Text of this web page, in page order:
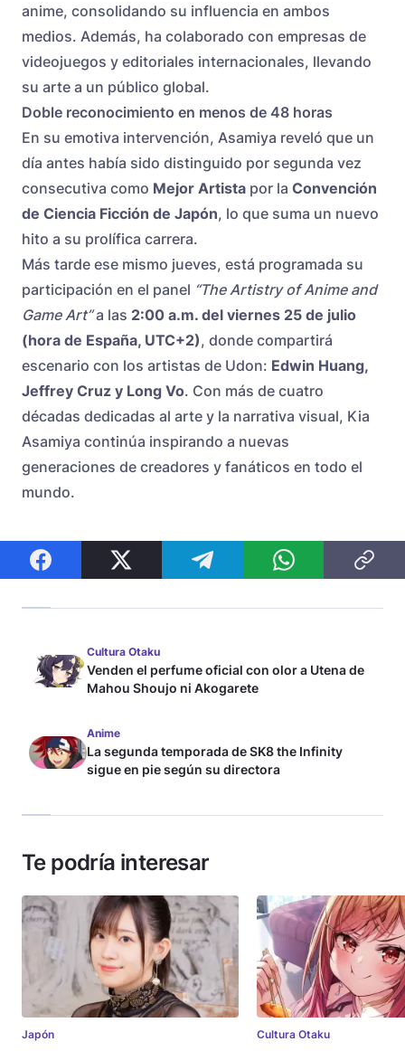
anime, consolidando su influencia en ambos
medios. Además, ha colaborado con empresas de
videojuegos y editoriales internacionales, llevando
su arte a un público global.
Doble reconocimiento en menos de 48 horas
En su emotiva intervención, Asamiya reveló que un
día antes había sido distinguido por segunda vez
consecutiva como Mejor Artista por la Convención
de Ciencia Ficción de Japón, lo que suma un nuevo
hito a su prolífica carrera.
Más tarde ese mismo jueves, está programada su
participación en el panel “The Artistry of Anime and
Game Art”a las 2:00 a.m. del viernes 25 de julio
(hora de España, UTC+2), donde compartirá
escenario con los artistas de Udon: Edwin Huang,
Jeffrey Cruz y Long Vo. Con más de cuatro
décadas dedicadas al arte y la narrativa visual, Kia
Asamiya continúa inspirando a nuevas
generaciones de creadores y fanáticos en todo el
mundo.
Cultura Otaku
Venden el perfume oficial con olor a Utena de
Mahou Shoujo ni Akogarete
Anime
La segunda temporada de SK8 the Infinity
sigue en pie según su directora
Te podría interesar
Japón Cultura Otaku